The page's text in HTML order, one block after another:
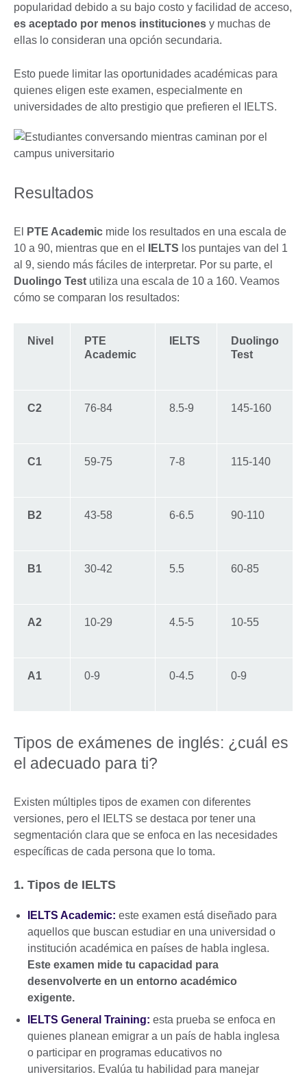
popularidad debido a su bajo costo y facilidad de acceso,
es aceptado por menos instituciones y muchas de
ellas lo consideran una opción secundaria.
Esto puede limitar las oportunidades académicas para
quienes eligen este examen, especialmente en
universidades de alto prestigio que prefieren el IELTS.
Resultados
El PTE Academic mide los resultados en una escala de
10 a 90, mientras que en el
IELTS los puntajes van del 1
al 9, siendo más fáciles de interpretar. Por su parte, el
Duolingo Test utiliza una escala de 10 a 160. Veamos
cómo se comparan los resultados:
Nivel
PTE
Academic
IELTS
Duolingo
Test
C2 76-84 8.5-9 145-160
C1 59-75 7-8 115-140
B2 43-58 6-6.5 90-110
B1 30-42 5.5 60-85
A2 10-29 4.5-5 10-55
A1 0-9 0-4.5 0-9
Tipos de exámenes de inglés: ¿cuál es
el adecuado para ti?
Existen múltiples tipos de examen con diferentes
versiones, pero el IELTS se destaca por tener una
segmentación clara que se enfoca en las necesidades
específicas de cada persona que lo toma.
1. Tipos de IELTS
IELTS Academic: este examen está diseñado para
aquellos que buscan estudiar en una universidad o
institución académica en países de habla inglesa.
Este examen mide tu capacidad para
desenvolverte en un entorno académico
exigente.
IELTS General Training: esta prueba se enfoca en
quienes planean emigrar a un país de habla inglesa
o participar en programas educativos no
universitarios. Evalúa tu habilidad para manejar